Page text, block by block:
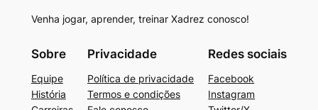
Venha jogar, aprender, treinar Xadrez conosco!
Sobre
Equipe
História
Privacidade
Política de privacidade
Termos e condições
Redes sociais
Facebook
Instagram